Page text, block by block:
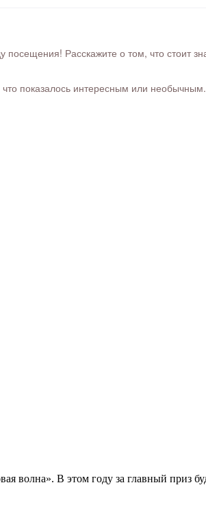
Расскажите о том, что стоит
показалось интересным или
волна». В этом году за главный приз